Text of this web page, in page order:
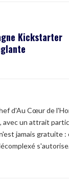
Kickstarter
d'Au Cœur de
un attrait
jamais gratuite